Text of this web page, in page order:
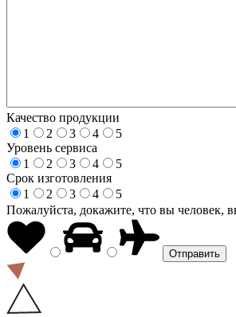
Качество продукции
1
2 3 4
5
Уровень сервиса
1
2 3 4
5
Срок изготовления
1
2 3 4
5
Пожалуйста, докажите, что вы человек,